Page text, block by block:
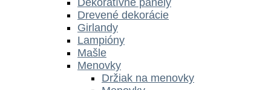
Dekoratívne panely
Drevené dekorácie
Girlandy
Lampióny
Mašle
Menovky
Držiak na menovky